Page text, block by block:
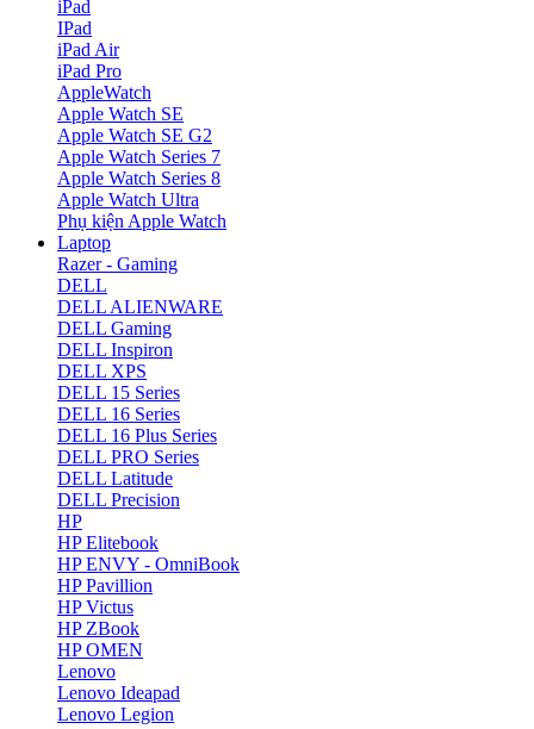
iPad
IPad
iPad Air
iPad Pro
AppleWatch
Apple Watch SE
Apple Watch SE G2
Apple Watch Series 7
Apple Watch Series 8
Apple Watch Ultra
Phụ kiện Apple Watch
Laptop
Razer - Gaming
DELL
DELL ALIENWARE
DELL Gaming
DELL Inspiron
DELL XPS
DELL 15 Series
DELL 16 Series
DELL 16 Plus Series
DELL PRO Series
DELL Latitude
DELL Precision
HP
HP Elitebook
HP ENVY - OmniBook
HP Pavillion
HP Victus
HP ZBook
HP OMEN
Lenovo
Lenovo Ideapad
Lenovo Legion